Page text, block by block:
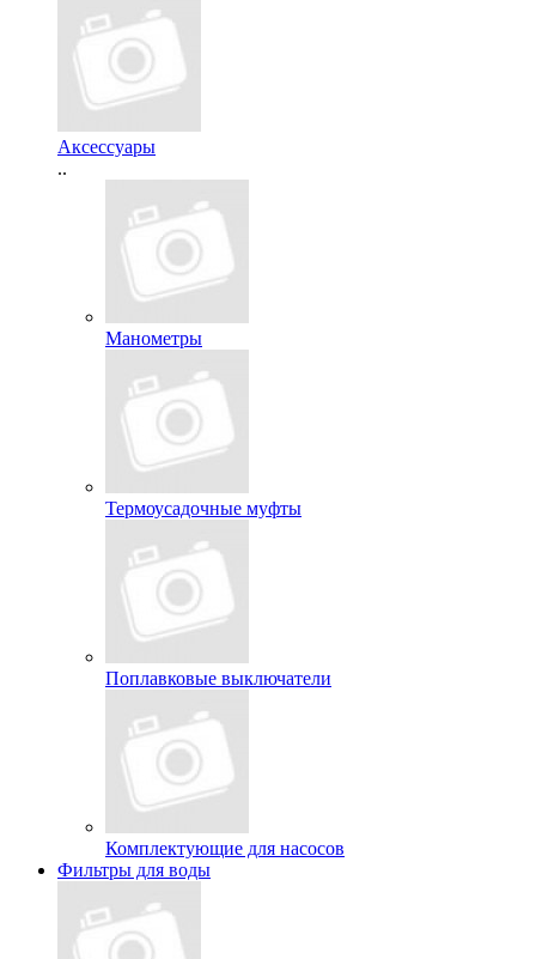
Аксессуары
..
Манометры
Термоусадочные муфты
Поплавковые выключатели
Комплектующие для насосов
Фильтры для воды